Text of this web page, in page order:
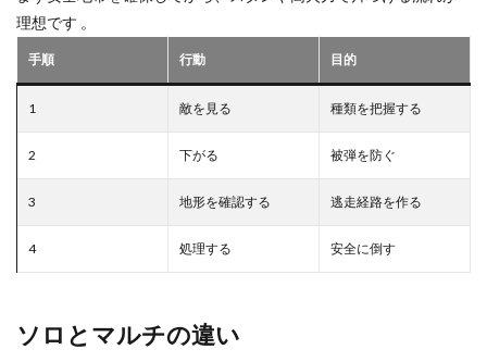
理想です 。
手順 行動 目的
1 敵を見る 種類を把握する
2 下がる 被弾を防ぐ
3 地形を確認する 逃走経路を作る
4 処理する 安全に倒す
ソロとマルチの違い